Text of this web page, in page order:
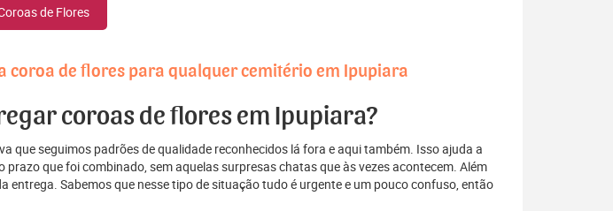
de Flores
coroa de flores para qualquer cemitério em Ipupiara
coroas de flores em Ipupiara?
que seguimos padrões de qualidade reconhecidos lá fora e aqui também. Isso ajuda a
que foi combinado, sem aquelas surpresas chatas que às vezes acontecem. Além
Sabemos que nesse tipo de situação tudo é urgente e um pouco confuso, então